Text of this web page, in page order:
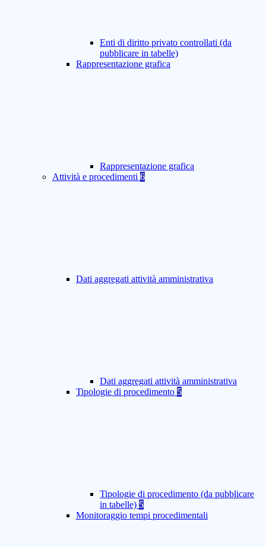
Enti di diritto privato controllati (da
pubblicare in tabelle)
Rappresentazione grafica
Rappresentazione grafica
Attività e procedimenti 6
Dati aggregati attività amministrativa
Dati aggregati attività amministrativa
Tipologie di procedimento 5
Tipologie di procedimento (da pubblicare
in tabelle) 5
Monitoraggio tempi procedimentali